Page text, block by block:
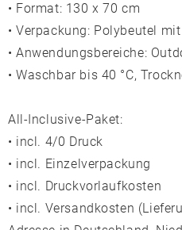
• Format: 130 x 70 cm
• Verpackung: Polybeutel
• Anwendungsbereiche:
• Waschbar bis 40 °C,
All-Inclusive-Paket:
• incl. 4/0 Druck
• incl. Einzelverpackung
• incl. Druckvorlaufkosten
• incl. Versandkosten